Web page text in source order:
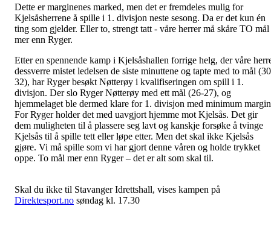
Dette er marginenes marked, men det er fremdeles mulig for
Kjelsåsherrene å spille i 1. divisjon neste sesong. Da er det kun én
ting som gjelder. Eller to, strengt tatt - våre herrer må skåre TO mål
mer enn Ryger.
Etter en spennende kamp i Kjelsåshallen forrige helg, der våre
dessverre mistet ledelsen de siste minuttene og tapte med to mål
32), har Ryger besøkt Nøtterøy i kvalifiseringen om spill i 1.
divisjon. Der slo Ryger Nøtterøy med ett mål (26-27), og
hjemmelaget ble dermed klare for 1. divisjon med minimum
For Ryger holder det med uavgjort hjemme mot Kjelsås. Det gir
dem muligheten til å plassere seg lavt og kanskje forsøke å tvinge
Kjelsås til å spille tett eller løpe etter. Men det skal ikke Kjelsås
gjøre. Vi må spille som vi har gjort denne våren og holde trykket
oppe. To mål mer enn Ryger – det er alt som skal til.
Skal du ikke til Stavanger Idrettshall, vises kampen på
Direktesport.no søndag kl. 17.30